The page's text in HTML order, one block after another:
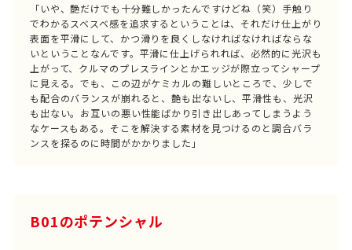
「いや、艶だけでも十分難しかったんですけどね（笑）手触り
でわかるスベスベ感を追求するということは、それだけ仕上がり
表面を平滑にして、かつ滑りを良くしなければなければならな
いということなんです。平滑に仕上げられれば、必然的に光沢も
上がって、クルマのプレスラインとかエッジが際立ってシャープ
に見える。でも、この辺がケミカルの難しいところで、少しで
も配合のバランスが崩れると、艶も出ないし、平滑性も、光沢
も出ない。お互いの悪い性能ばかり引き出しあってしまうよう
なケースもある。そこを解決する素材を見つけるのと調合バラ
ンスを探るのに時間がかかりました」
B01のポテンシャル